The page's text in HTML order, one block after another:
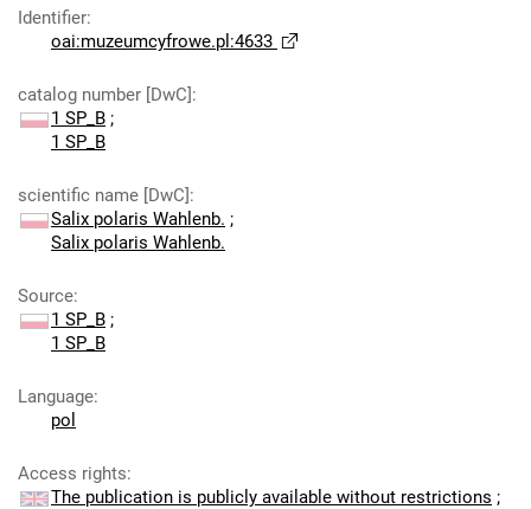
Identifier:
oai:muzeumcyfrowe.pl:4633
catalog number [DwC]:
1 SP_B ;
1 SP_B
scientific name [DwC]:
Salix polaris Wahlenb. ;
Salix polaris Wahlenb.
Source:
1 SP_B ;
1 SP_B
Language:
pol
Access rights:
The publication is publicly available without restrictions ;